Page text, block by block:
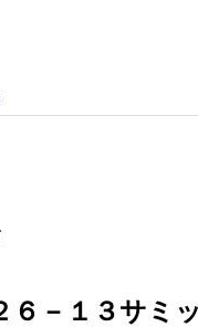
－１３サミ